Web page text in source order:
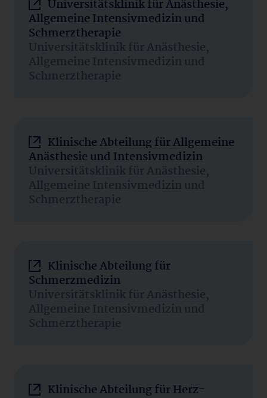
Universitätsklinik für Anästhesie,
Allgemeine Intensivmedizin und
Schmerztherapie
Universitätsklinik für Anästhesie,
Allgemeine Intensivmedizin und
Schmerztherapie
Klinische Abteilung für Allgemeine
Anästhesie und Intensivmedizin
Universitätsklinik für Anästhesie,
Allgemeine Intensivmedizin und
Schmerztherapie
Klinische Abteilung für
Schmerzmedizin
Universitätsklinik für Anästhesie,
Allgemeine Intensivmedizin und
Schmerztherapie
Klinische Abteilung für Herz-